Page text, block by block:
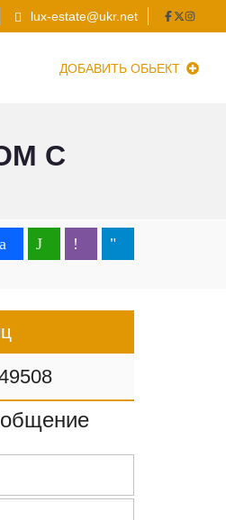
lux-estate@ukr.net
ДОБАВИТЬ ОБЬЕКТ
С